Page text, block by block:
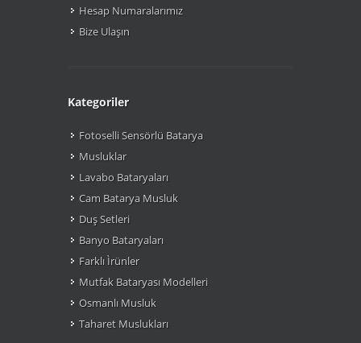
Hesap Numaralarımız
Bize Ulaşın
Kategoriler
Fotoselli Sensörlü Batarya
Musluklar
Lavabo Bataryaları
Cam Batarya Musluk
Duş Setleri
Banyo Bataryaları
Farklı Ìrünler
Mutfak Bataryası Modelleri
Osmanlı Musluk
Taharet Muslukları